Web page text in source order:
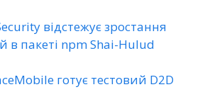
відстежує зростання
в пакеті npm Shai-Hulud
готує тестовий D2D